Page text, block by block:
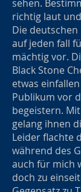
sehen.
richtig laut
Die
auf jeden fall
mächtig vor.
Black Stone
etwas
Publikum vor
begeistern.
gelang ihnen
Leider flachte
während des
auch für mich
doch zu